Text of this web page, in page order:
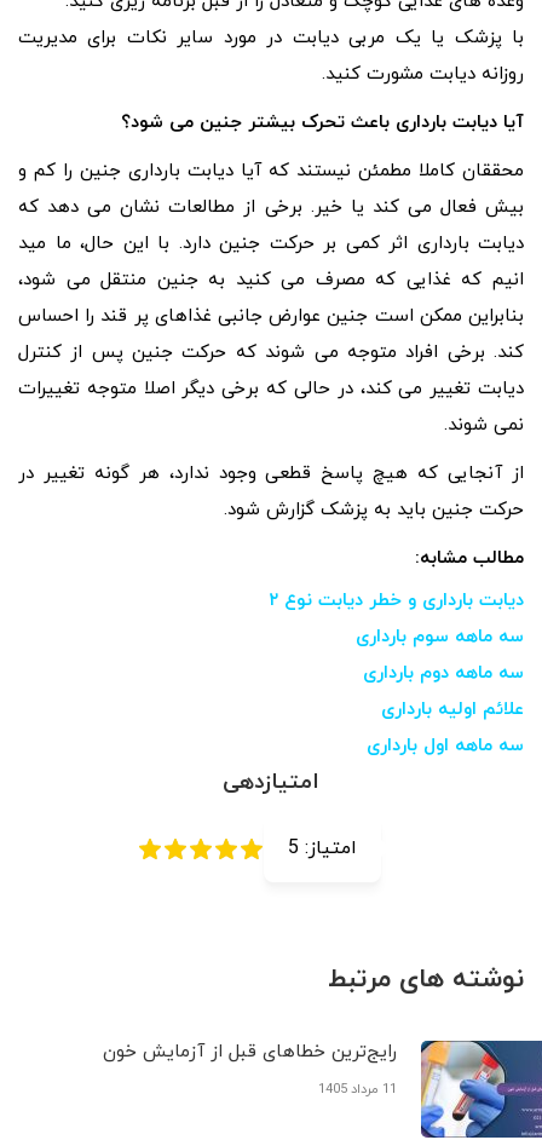
با پزشک یا یک مربی دیابت در مورد سایر نکات برای مدیریت
روزانه دیابت مشورت کنید.
آیا دیابت بارداری باعث تحرک بیشتر جنین می شود؟
محققان کاملا مطمئن نیستند که آیا دیابت بارداری جنین را کم و
بیش فعال می کند یا خیر. برخی از مطالعات نشان می دهد که
دیابت بارداری اثر کمی بر حرکت جنین دارد. با این حال، ما مید
انیم که غذایی که مصرف می کنید به جنین منتقل می شود،
بنابراین ممکن است جنین عوارض جانبی غذاهای پر قند را احساس
کند. برخی افراد متوجه می شوند که حرکت جنین پس از کنترل
دیابت تغییر می کند، در حالی که برخی دیگر اصلا متوجه تغییرات
نمی شوند.
از آنجایی که هیچ پاسخ قطعی وجود ندارد، هر گونه تغییر در
حرکت جنین باید به پزشک گزارش شود.
مطالب مشابه:
دیابت بارداری و خطر دیابت نوع ۲
سه ماهه سوم بارداری
سه ماهه دوم بارداری
علائم اولیه بارداری
سه ماهه اول بارداری
امتیازدهی
امتیاز: 5
نوشته های مرتبط
رایج‌ترین خطاهای قبل از آزمایش خون
11 مرداد 1405